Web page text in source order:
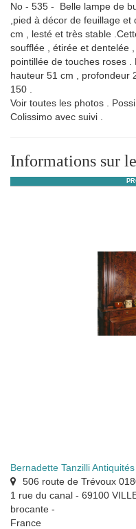
No - 535 - Belle lampe de
,pied à décor de feuillage
cm , lesté et très stable
soufflée , étirée et dentelée
pointillée de touches roses
hauteur 51 cm , profondeur
150 .
Voir toutes les photos .
Colissimo avec suivi .
Informations sur
Bernadette Tanzilli Antiquités
506 route de Trévoux
1 rue du canal - 69100
brocante -
France